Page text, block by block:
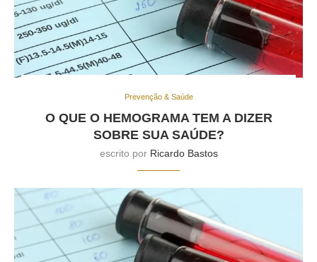
Prevenção & Saúde
O QUE O HEMOGRAMA TEM A DIZER
SOBRE SUA SAÚDE?
escrito por Ricardo Bastos